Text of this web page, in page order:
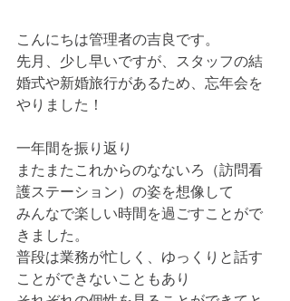
こんにちは管理者の吉良です。
先月、少し早いですが、スタッフの結
婚式や新婚旅行があるため、忘年会を
やりました！
一年間を振り返り
またまたこれからのなないろ（訪問看
護ステーション）の姿を想像して
みんなで楽しい時間を過ごすことがで
きました。
普段は業務が忙しく、ゆっくりと話す
ことができないこともあり